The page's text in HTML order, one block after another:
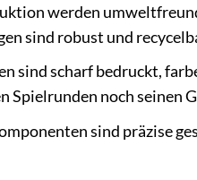
werden
sind robust und
sind scharf bedruckt,
Spielrunden noch seinen
sind präzise